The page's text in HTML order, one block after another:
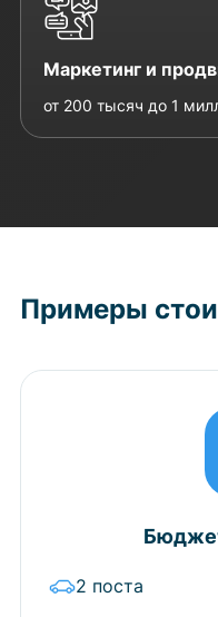
Маркетинг и
от 200 тысяч до 1
Примеры
2 поста